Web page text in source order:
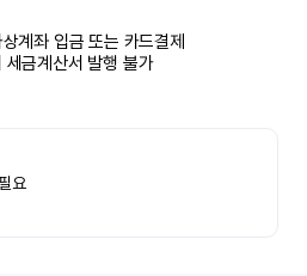
계좌 입금 또는 카드결제
세금계산서 발행 불가
요